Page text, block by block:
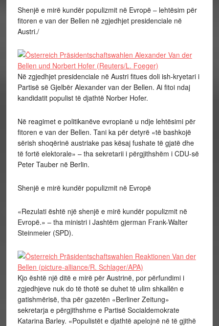
Shenjë e mirë kundër populizmit në Evropë – lehtësim për
fitoren e van der Bellen në zgjedhjet presidenciale në
Austri./
Në zgjedhjet presidenciale në Austri fitues doli ish-kryetari i
Partisë së Gjelbër Alexander van der Bellen. Ai fitoi ndaj
kandidatit populist të djathtë Norber Hofer.
Në reagimet e politikanëve evropianë u ndje lehtësimi për
fitoren e van der Bellen. Tani ka për detyrë «të bashkojë
sërish shoqërinë austriake pas kësaj fushate të gjatë dhe
të fortë elektorale» – tha sekretarii i përgjithshëm i CDU-së
Peter Tauber në Berlin.
Shenjë e mirë kundër populizmit në Evropë
«Rezulati është një shenjë e mirë kundër populizmit në
Evropë.» – tha ministri i Jashtëm gjerman Frank-Walter
Steinmeier (SPD).
Kjo është një ditë e mirë për Austrinë, por përfundimi i
zgjedhjeve nuk do të thotë se duhet të ulim shkallën e
gatishmërisë, tha për gazetën «Berliner Zeitung»
sekretarja e përgjithshme e Partisë Socialdemokrate
Katarina Barley. «Populistët e djathtë apelojnë në të gjithë